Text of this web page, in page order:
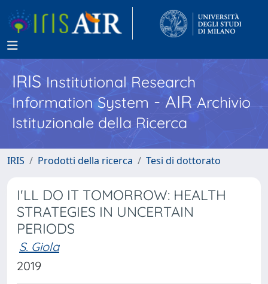
IRISInstitutional Research
Information System - AIR Archivio
Istituzionale della Ricerca
IRIS Prodotti della ricerca Tesi di dottorato
I'LL DO IT TOMORROW: HEALTH
STRATEGIES IN UNCERTAIN
PERIODS
S. Giola
2019